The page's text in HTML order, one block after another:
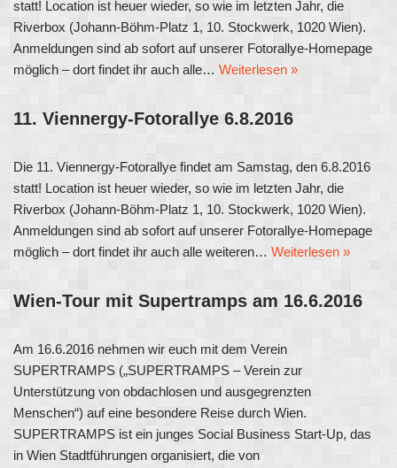
statt! Location ist heuer wieder, so wie im letzten Jahr, die
Riverbox (Johann-Böhm-Platz 1, 10. Stockwerk, 1020 Wien).
Anmeldungen sind ab sofort auf unserer Fotorallye-Homepage
möglich – dort findet ihr auch alle… Weiterlesen »
11. Viennergy-Fotorallye 6.8.2016
Die 11. Viennergy-Fotorallye findet am Samstag, den 6.8.2016
statt! Location ist heuer wieder, so wie im letzten Jahr, die
Riverbox (Johann-Böhm-Platz 1, 10. Stockwerk, 1020 Wien).
Anmeldungen sind ab sofort auf unserer Fotorallye-Homepage
möglich – dort findet ihr auch alle weiteren… Weiterlesen »
Wien-Tour mit Supertramps am 16.6.2016
Am 16.6.2016 nehmen wir euch mit dem Verein
SUPERTRAMPS („SUPERTRAMPS – Verein zur
Unterstützung von obdachlosen und ausgegrenzten
Menschen“) auf eine besondere Reise durch Wien.
SUPERTRAMPS ist ein junges Social Business Start-Up, das
in Wien Stadtführungen organisiert, die von